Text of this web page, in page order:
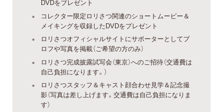
DVDをプレゼント
コレクター限定ロリさつ関連のショートムービー＆
メイキングを収録したDVDをプレゼント
ロリさつオフィシャルサイトにサポーターとしてプ
ロフや写真を掲載（ご希望の方のみ）
ロリさつ完成披露試写会（東京）へのご招待（交通費は
自己負担になります。）
ロリさつスタッフ＆キャスト顔合わせ見学＆記念撮
影（写真は差し上げます。交通費は自己負担になりま
す）